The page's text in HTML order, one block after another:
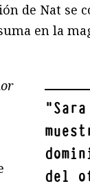
de Nat se
en la
"Sara
del